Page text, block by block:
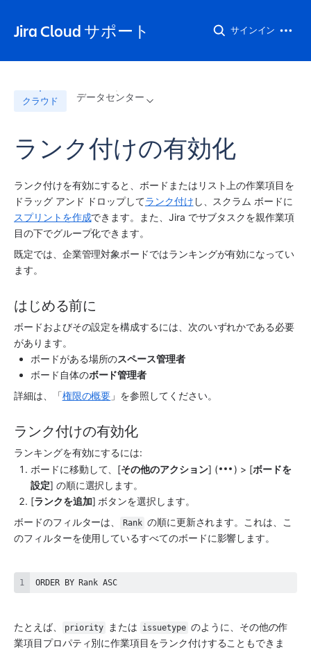
Jira Cloud サポート サインイン
クラウド データセンター
ランク付けの有効化
ランク付けを有効にすると、ボードまたはリスト上の作業項目を
ドラッグ アンド ドロップしてランク付け し、スクラム ボードに
スプリントを作成できます。また、 Jira でサブタスクを親作業項
目の下でグループ化できます。
既定では、企業管理対象ボードではランキングが有効になってい
ます。
はじめる前に
ボードおよびその設定を構成するには、次のいずれかである必要
があります。
ボードがある場所のスペース管理者
ボード自体のボード管理者
詳細は、「権限の概要 」を参照してください。
ランク付けの有効化
ランキングを有効にするには:
ボードに移動して、[その他のアクション] ( ) > [ボードを
設定] の順に選択します。
[ランクを追加] ボタンを選択します。
ボードのフィルターは、
Rank の順に更新されます。これは、こ
のフィルターを使用しているすべてのボードに影響します。
ORDER BY Rank ASC
たとえば、 priority または issuetype のように、その他の作
業項目プロパティ別に作業項目をランク付けすることもできま